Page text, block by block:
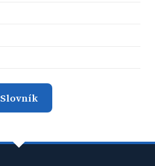
Slovník